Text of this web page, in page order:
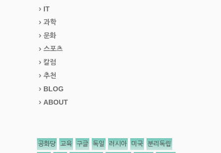
IT
과학
문화
스포츠
칼럼
추천
BLOG
ABOUT
공화당 교육 구글 독일 러시아 미국 분리독립